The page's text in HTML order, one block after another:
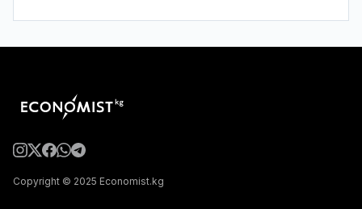
Copyright © 2025 Economist.kg